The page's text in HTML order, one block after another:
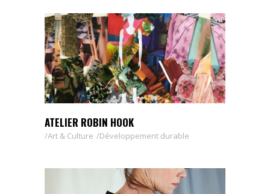
ATELIER ROBIN HOOK
Art & Culture Développement durable